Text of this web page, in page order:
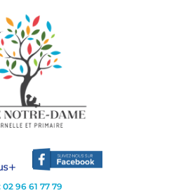
02 96 61 77 79